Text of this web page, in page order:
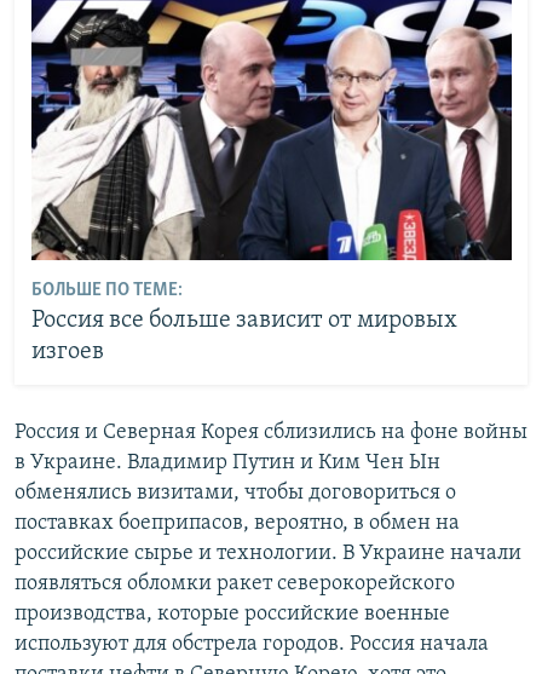
БОЛЬШЕ ПО ТЕМЕ:
Россия все больше зависит от мировых
изгоев
Россия и Северная Корея сблизились на фоне войны
в Украине. Владимир Путин и Ким Чен Ын
обменялись визитами, чтобы договориться о
поставках боеприпасов, вероятно, в обмен на
российские сырье и технологии. В Украине начали
появляться обломки ракет северокорейского
производства, которые российские военные
используют для обстрела городов. Россия начала